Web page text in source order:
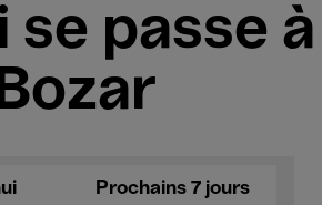
se passe à
Bozar
Prochains 7 jours